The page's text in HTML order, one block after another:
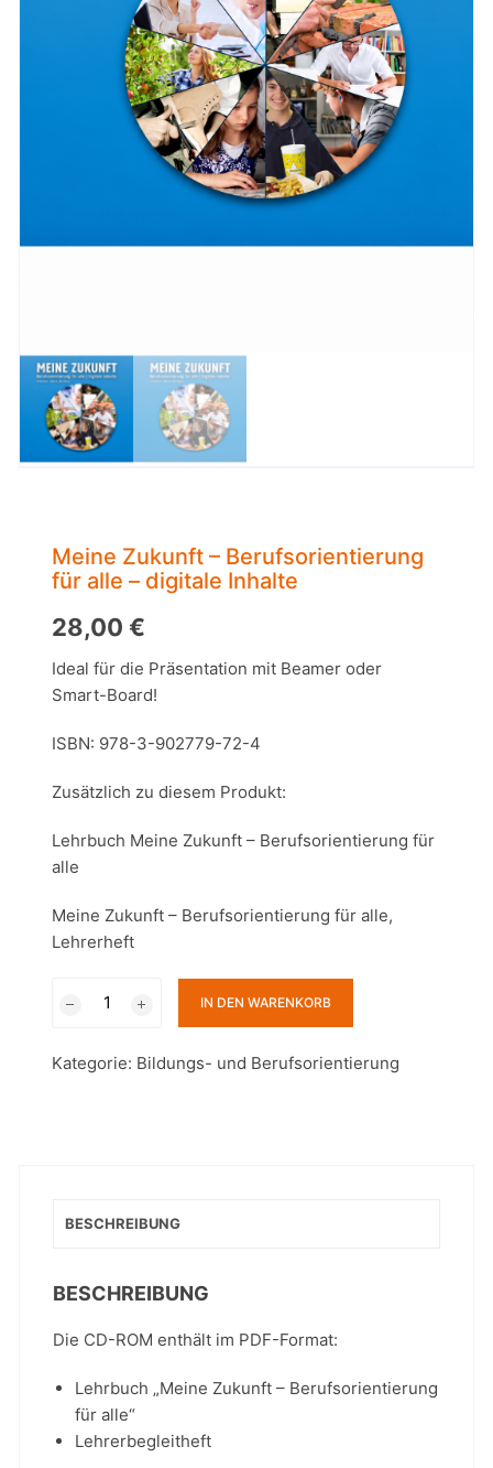
Meine Zukunft – Berufsorientierung
für alle – digitale Inhalte
28,00€
Ideal für die Präsentation mit Beamer oder
Smart-Board!
ISBN: 978-3-902779-72-4
Zusätzlich zu diesem Produkt:
Lehrbuch Meine Zukunft – Berufsorientierung für
alle
Meine Zukunft – Berufsorientierung für alle,
Lehrerheft
Zukunft
Berufsorientierung
Menge
IN DEN WARENKORB
Kategorie: Bildungs- und Berufsorientierung
BESCHREIBUNG
BESCHREIBUNG
Die CD-ROM enthält im PDF-Format:
Lehrbuch „Meine Zukunft – Berufsorientierung
für alle“
Lehrerbegleitheft